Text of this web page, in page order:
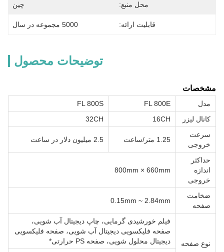
محل منبع: چین
قابلیت ارائه: 5000 مجموعه در سال
توضیحات محصول
مشخصات
مدل FL 800E
FL 800S
کانال لیزر
16CH
32CH
سرعت
خروجی
1.25 متر/ساعت 2.5 میلیون دلار در ساعت
حداکثر
اندازه
خروجی
800mm × 660mm
ضخامت
صفحه
0.15mm ~ 2.84mm
نوع صفحه
فیلم خورشیدی گرمایی، چاپ دیجیتال آب شویی،
صفحه فلیکسویی دیجیتال آب شویی، صفحه فلیکسویی
دیجیتال محلول شویی، صفحه PS حرارتی*